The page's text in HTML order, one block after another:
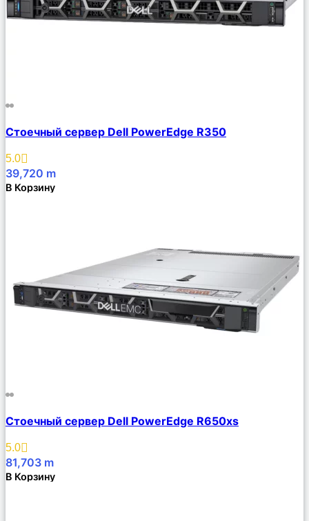
Описание
Избранное
Стоечный сервер Dell PowerEdge R350
5.0
39,720 m
В Корзину
Описание
Избранное
Стоечный сервер Dell PowerEdge R650xs
5.0
81,703 m
В Корзину